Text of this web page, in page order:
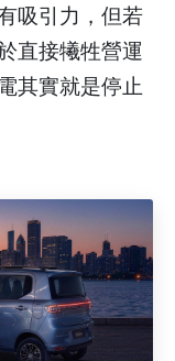
吸引力，但若
直接犧牲營運
其實就是停止